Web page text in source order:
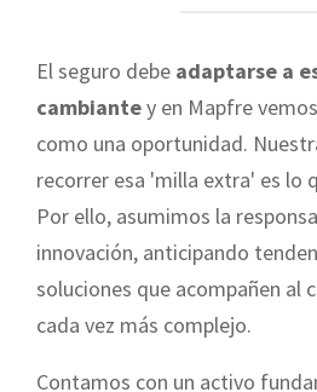
El seguro debe adaptarse a
cambiantey en Mapfre
como una oportunidad.
recorrer esa 'milla extra' es lo
Por ello, asumimos la
innovación, anticipando
soluciones que acompañen al
cada vez más complejo.
Contamos con un activo